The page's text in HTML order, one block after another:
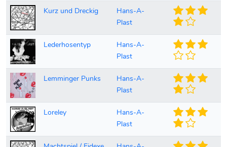
Kurz und Dreckig
Hans-A-
Plast
Lederhosentyp
Hans-A-
Plast
Lemminger Punks
Hans-A-
Plast
Loreley
Hans-A-
Plast